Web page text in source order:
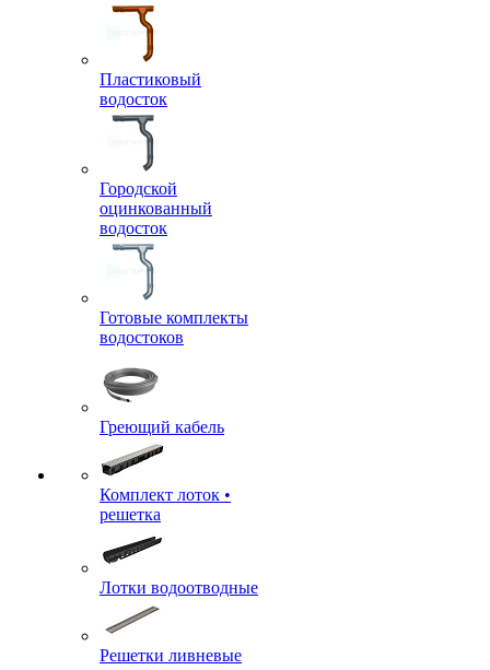
Пластиковый
водосток
Городской
оцинкованный
водосток
Готовые комплекты
водостоков
Греющий кабель
Комплект лоток •
решетка
Лотки водоотводные
Решетки ливневые